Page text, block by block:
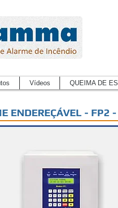
Vídeos QUEIMA DE
ENDEREÇÁVEL - FP2